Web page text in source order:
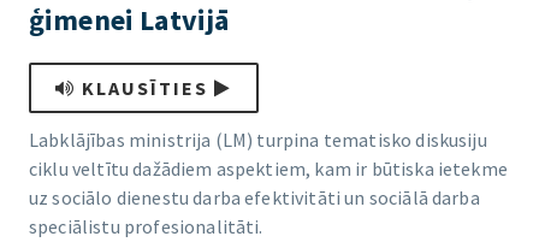
ģimenei Latvijā
KLAUSĪTIES
Labklājības ministrija (LM) turpina tematisko diskusiju
ciklu veltītu dažādiem aspektiem, kam ir būtiska ietekme
uz sociālo dienestu darba efektivitāti un sociālā darba
speciālistu profesionalitāti.